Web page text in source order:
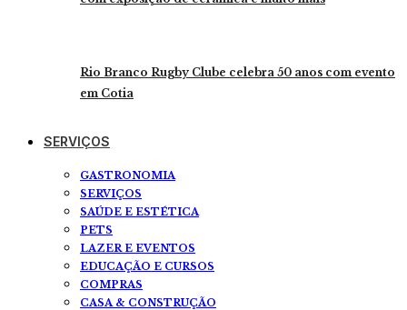
Rio Branco Rugby Clube celebra 50 anos com evento
em Cotia
SERVIÇOS
GASTRONOMIA
SERVIÇOS
SAÚDE E ESTÉTICA
PETS
LAZER E EVENTOS
EDUCAÇÃO E CURSOS
COMPRAS
CASA & CONSTRUÇÃO